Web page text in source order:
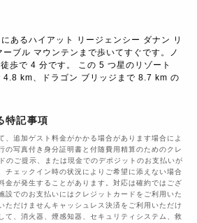
あるハイアット リージェンシー ダナン リ
ブル マウンテンまで歩いてすぐです。ノ
歩で 4 分です。 この 5 つ星のリゾート
4.8 km、ドラゴン ブリッジまで 8.7 km の
特記事項
、追加ゲスト料金がかかる場合があります場合によ
の写真付き身分証明書と付随費用精算のためのクレ
のご提示、または現金でのデポジットのお支払いが
チェックイン時の状況によりご希望に添えない場合
金が発生することがあります。対応は確約ではござ
設でのお支払いにはクレジットカードをご利用いた
ただけませんキャッシュレス決済をご利用いただけ
て、消火器、煙感知器、セキュリティシステム、救